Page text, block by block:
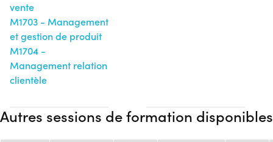
vente
M1703 - Management
et gestion de produit
M1704 -
Management relation
clientèle
Autres sessions de formation disponibles